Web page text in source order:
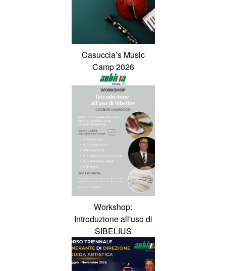
Casuccia’s Music
Camp 2026
Workshop:
Introduzione all'uso di
SIBELIUS